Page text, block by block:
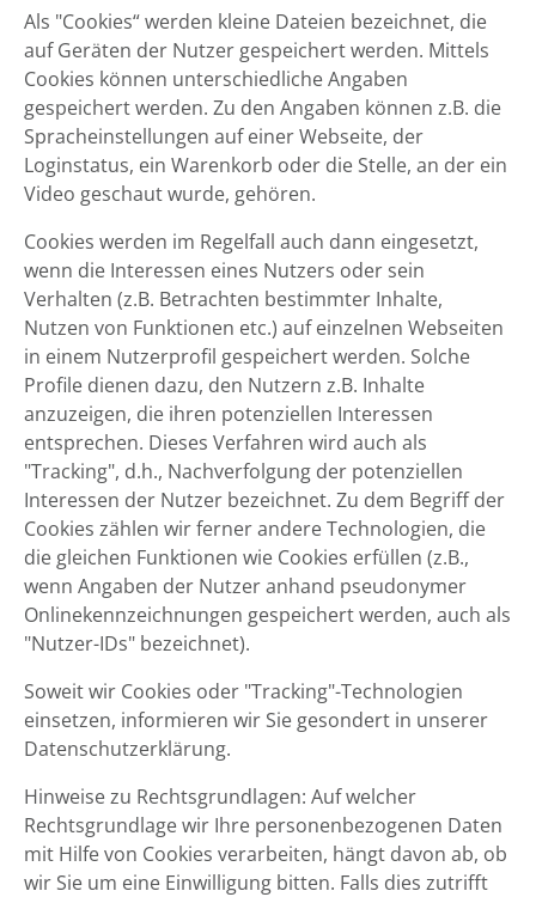
Als "Cookies“ werden kleine Dateien bezeichnet, die
auf Geräten der Nutzer gespeichert werden. Mittels
Cookies können unterschiedliche Angaben
gespeichert werden. Zu den Angaben können z.B. die
Spracheinstellungen auf einer Webseite, der
Loginstatus, ein Warenkorb oder die Stelle, an der ein
Video geschaut wurde, gehören.
Cookies werden im Regelfall auch dann eingesetzt,
wenn die Interessen eines Nutzers oder sein
Verhalten (z.B. Betrachten bestimmter Inhalte,
Nutzen von Funktionen etc.) auf einzelnen Webseiten
in einem Nutzerprofil gespeichert werden. Solche
Profile dienen dazu, den Nutzern z.B. Inhalte
anzuzeigen, die ihren potenziellen Interessen
entsprechen. Dieses Verfahren wird auch als
"Tracking", d.h., Nachverfolgung der potenziellen
Interessen der Nutzer bezeichnet. Zu dem Begriff der
Cookies zählen wir ferner andere Technologien, die
die gleichen Funktionen wie Cookies erfüllen (z.B.,
wenn Angaben der Nutzer anhand pseudonymer
Onlinekennzeichnungen gespeichert werden, auch als
"Nutzer-IDs" bezeichnet).
Soweit wir Cookies oder "Tracking"-Technologien
einsetzen, informieren wir Sie gesondert in unserer
Datenschutzerklärung.
Hinweise zu Rechtsgrundlagen: Auf welcher
Rechtsgrundlage wir Ihre personenbezogenen Daten
mit Hilfe von Cookies verarbeiten, hängt davon ab, ob
wir Sie um eine Einwilligung bitten. Falls dies zutrifft